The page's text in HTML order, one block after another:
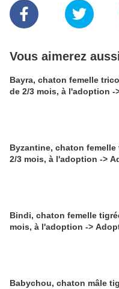
Vous aimerez
Bayra, chaton femelle
de 2/3 mois, à l'adoption -
Byzantine, chaton
2/3 mois, à l'adoption ->
Bindi, chaton femelle
mois, à l'adoption ->
Babychou, chaton mâle